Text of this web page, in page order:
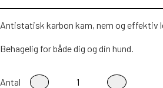
Antistatisk karbon kam, nem og effektiv
Behagelig for både dig og din hund.
Antal